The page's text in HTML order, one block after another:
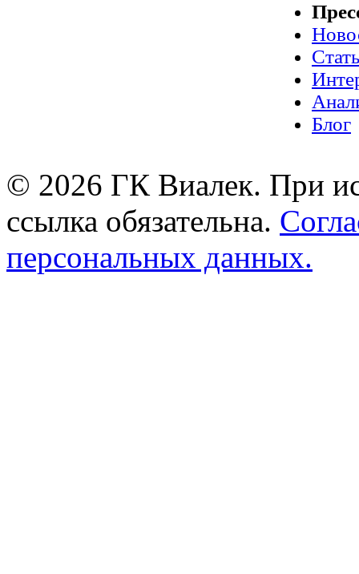
Блог
© 2026 ГК Виалек. При
ссылка обязательна.
персональных данных.